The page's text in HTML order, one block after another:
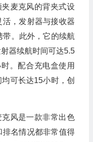
麦克风的背夹式设
，发射器与接收器
。此外，它的续航
器续航时间可达5.5
。配合充电盒使用
可长达15小时，创
风是一款非常出色
名情况都非常值得